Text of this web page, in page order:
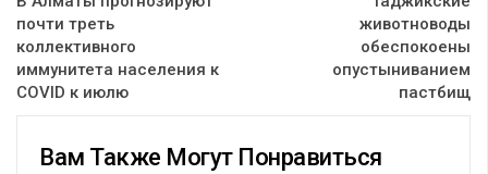
почти треть
коллективного
иммунитета населения к
COVID к июлю
животноводы
обеспокоены
опустыниванием
пастбищ
Вам Также Могут Понравиться